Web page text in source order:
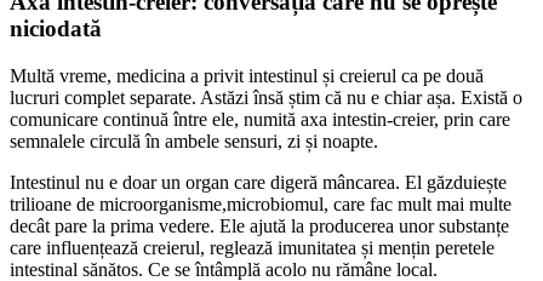
niciodată
Multă vreme, medicina a privit intestinul și creierul ca pe două
lucruri complet separate. Astăzi însă știm că nu e chiar așa. Există o
comunicare continuă între ele, numită axa intestin-creier, prin care
semnalele circulă în ambele sensuri, zi și noapte.
Intestinul nu e doar un organ care digeră mâncarea. El găzduiește
trilioane de microorganisme,microbiomul, care fac mult mai multe
decât pare la prima vedere. Ele ajută la producerea unor substanțe
care influențează creierul, reglează imunitatea și mențin peretele
intestinal sănătos. Ce se întâmplă acolo nu rămâne local.